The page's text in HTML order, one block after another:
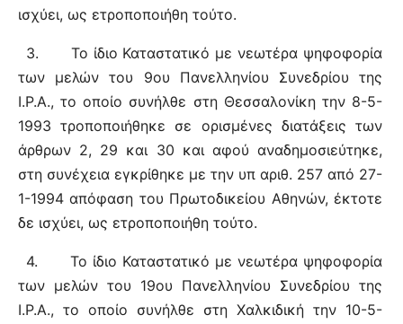
ισχύει, ως ετροποποιήθη τούτο.
3.
Το ίδιο Καταστατικό με νεωτέρα ψηφοφορία
των μελών του 9ου Πανελληνίου Συνεδρίου της
Ι.Ρ.Α., το οποίο συνήλθε στη Θεσσαλονίκη την 8-5-
1993 τροποποιήθηκε σε ορισμένες διατάξεις των
άρθρων 2, 29 και 30 και αφού αναδημοσιεύτηκε,
στη συνέχεια εγκρίθηκε με την υπ αριθ. 257 από 27-
1-1994 απόφαση του Πρωτοδικείου Αθηνών, έκτοτε
δε ισχύει, ως ετροποποιήθη τούτο.
4.
Το ίδιο Καταστατικό με νεωτέρα ψηφοφορία
των μελών του 19ου Πανελληνίου Συνεδρίου της
Ι.Ρ.Α., το οποίο συνήλθε στη Χαλκιδική την 10-5-